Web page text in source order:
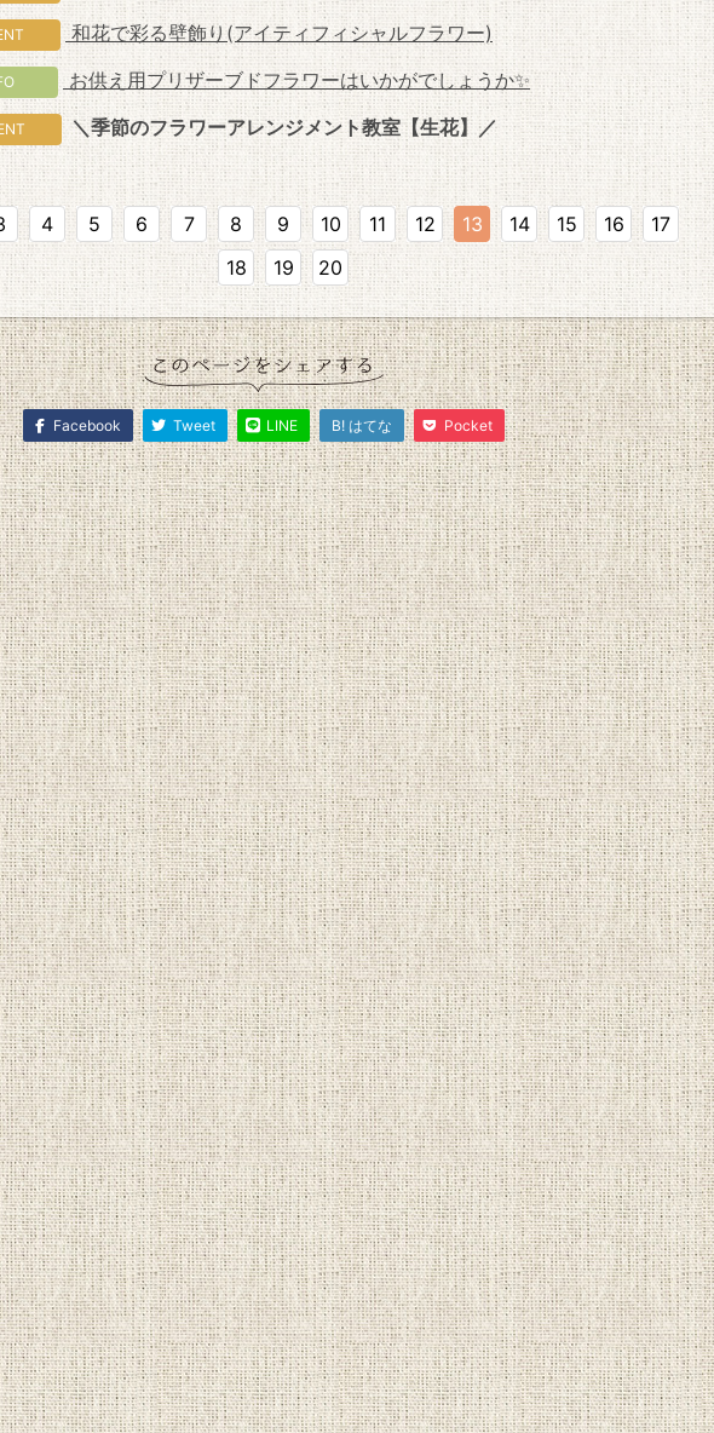
和花で彩る壁飾り(アイティフィシャルフラワー)
お供え用プリザーブドフラワーはいかがでしょうか✨
＼季節のフラワーアレンジメント教室【生花】／
4 5 6 7 8 9 10 11 12 13 14 15 16
17
18
19 20
Facebook Tweet LINE B! はてな Pocket